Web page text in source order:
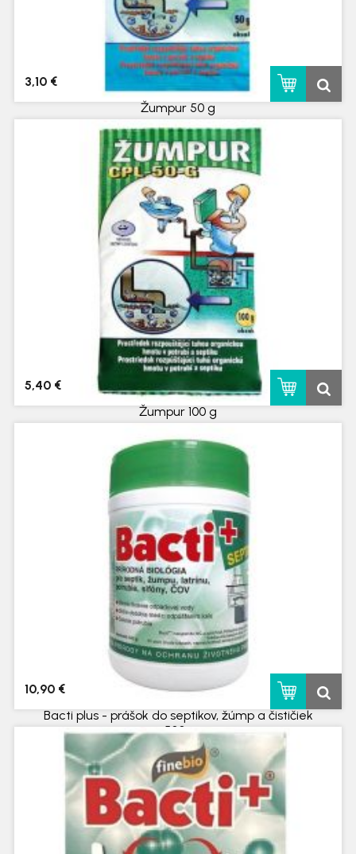
Žumpur 50 g
skladom
3,10 €
Žumpur 100 g
5,40 €
Bacti plus - prášok do septikov, žúmp a čističiek
500g
skladom
10,90 €